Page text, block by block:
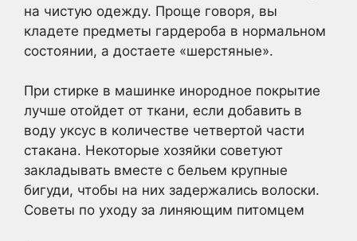
на чистую одежду. Проще говоря, вы
кладете предметы гардероба в нормальном
состоянии, а достаете «шерстяные».
При стирке в машинке инородное покрытие
лучше отойдет от ткани, если добавить в
воду уксус в количестве четвертой части
стакана. Некоторые хозяйки советуют
закладывать вместе с бельем крупные
бигуди, чтобы на них задержались волоски.
Советы по уходу за линяющим питомцем